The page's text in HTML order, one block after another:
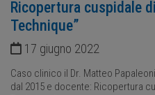
Ricopertura cuspidale
Technique”
17 giugno 2022
Caso clinico il Dr. Matteo
dal 2015 e docente: Ricopertura